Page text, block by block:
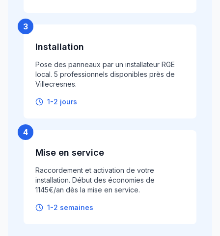
3
Installation
Pose des panneaux par un installateur RGE
local. 5 professionnels disponibles près de
Villecresnes.
1-2 jours
4
Mise en service
Raccordement et activation de votre
installation. Début des économies de
1145€/an dès la mise en service.
1-2 semaines